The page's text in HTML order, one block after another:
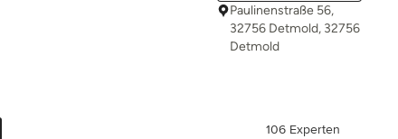
Paulinenstraße 56,
32756 Detmold, 32756
Detmold
106 Experten